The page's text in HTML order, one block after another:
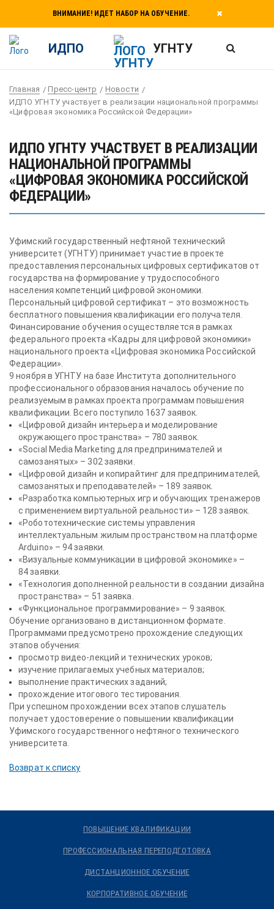
ВНИМАНИЕ! ИДЕТ НАБОР НА ОБУЧЕНИЕ.
ИДПО УГНТУ
Главная Пресс-центр
Новости
ИДПО УГНТУ участвует в реализации национальной программы
«Цифровая экономика Российской Федерации»
ИДПО УГНТУ УЧАСТВУЕТ В РЕАЛИЗАЦИИ
НАЦИОНАЛЬНОЙ ПРОГРАММЫ
«ЦИФРОВАЯ ЭКОНОМИКА РОССИЙСКОЙ
ФЕДЕРАЦИИ»
Уфимский государственный нефтяной технический
университет (УГНТУ) принимает участие в проекте
предоставления персональных цифровых сертификатов от
государства на формирование у трудоспособного
населения компетенций цифровой экономики.
Персональный цифровой сертификат – это возможность
бесплатного повышения квалификации его получателя.
Финансирование обучения осуществляется в рамках
федерального проекта «Кадры для цифровой экономики»
национального проекта «Цифровая экономика Российской
Федерации».
9 ноября в УГНТУ на базе Института дополнительного
профессионального образования началось обучение по
реализуемым в рамках проекта программам повышения
квалификации. Всего поступило 1637 заявок.
«Цифровой дизайн интерьера и моделирование
окружающего пространства» – 780 заявок.
«Social Media Marketing для предпринимателей и
самозанятых» – 302 заявки.
«Цифровой дизайн и копирайтинг для предпринимателей,
самозанятых и преподавателей» – 189 заявок.
«Разработка компьютерных игр и обучающих тренажеров
с применением виртуальной реальности» – 128 заявок.
«Робототехнические системы управления
интеллектуальным жилым пространством на платформе
Arduino» – 94 заявки.
«Визуальные коммуникации в цифровой экономике» –
84 заявки.
«Технология дополненной реальности в создании дизайна
пространства» – 51 заявка.
«Функциональное программирование» – 9 заявок.
Обучение организовано в дистанционном формате.
Программами предусмотрено прохождение следующих
этапов обучения:
просмотр видео-лекций и технических уроков;
изучение прилагаемых учебных материалов;
выполнение практических заданий;
прохождение итогового тестирования.
При успешном прохождении всех этапов слушатель
получает удостоверение о повышении квалификации
Уфимского государственного нефтяного технического
университета.
Возврат к списку
ПОВЫШЕНИЕ КВАЛИФИКАЦИИ
ПРОФЕССИОНАЛЬНАЯ ПЕРЕПОДГОТОВКА
ДИСТАНЦИОННОЕ ОБУЧЕНИЕ
КОРПОРАТИВНОЕ ОБУЧЕНИЕ